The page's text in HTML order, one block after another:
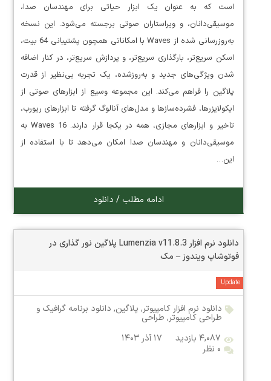
است که به عنوان یک ابزار حیاتی برای مهندسان صدا،
موسیقی‌دانان، و ویراستاران صوتی برجسته می‌شود. این نسخه
به‌روزرسانی شده از Waves با امکاناتی همچون پشتیبانی 64 بیت،
اسکن سریع‌تر، بارگذاری سریع‌تر، و پردازش سریع‌تر، در کنار اضافه
شدن ویژگی‌های جدید و به‌روزشده، یک تجربه بی‌نظیر از قدرت
پلاگین را فراهم می‌کند. این مجموعه وسیع از ابزارهای صوتی از
ایکولایزرها، فشرده‌سازها و مدل‌های آنالوگ گرفته تا ابزارهای ریورب،
تاخیر و ابزارهای مجازی، همه در یکجا قرار دارند. Waves 16 به
موسیقی‌دانان و مهندسان صدا امکان می‌دهد تا با استفاده از
این…
ادامه مطلب / دانلود
دانلود نرم افزار Lumenzia v11.8.3 پلاگین نور گذاری در
فوتوشاپ ویندوز – مک
Update
دانلود نرم افزار کامپیوتر, پلاگین, دانلود برنامه گرافیک و
طراحی کامپیوتر, طراحی
۴,۰۸۷ بازدید
۱۷ آذر ۱۴۰۳
۰ نظر